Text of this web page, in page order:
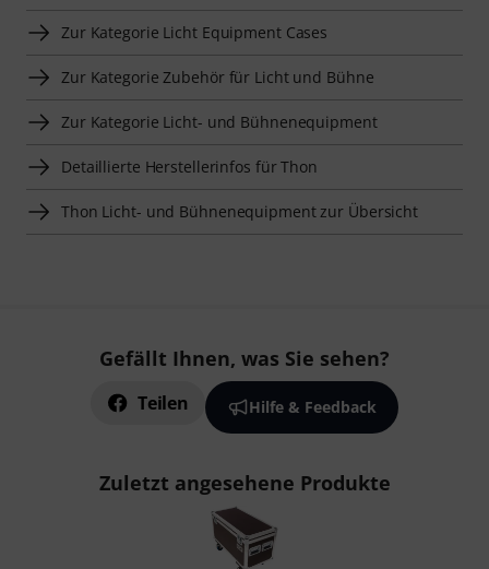
Zur Kategorie Licht Equipment Cases
Zur Kategorie Zubehör für Licht und Bühne
Zur Kategorie Licht- und Bühnenequipment
Detaillierte Herstellerinfos für Thon
Thon Licht- und Bühnenequipment zur Übersicht
Gefällt Ihnen, was Sie sehen?
Teilen Hilfe & Feedback
Zuletzt angesehene Produkte